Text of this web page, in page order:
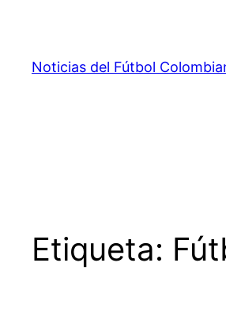
contenido
Noticias del Fútbol
Etiqueta: